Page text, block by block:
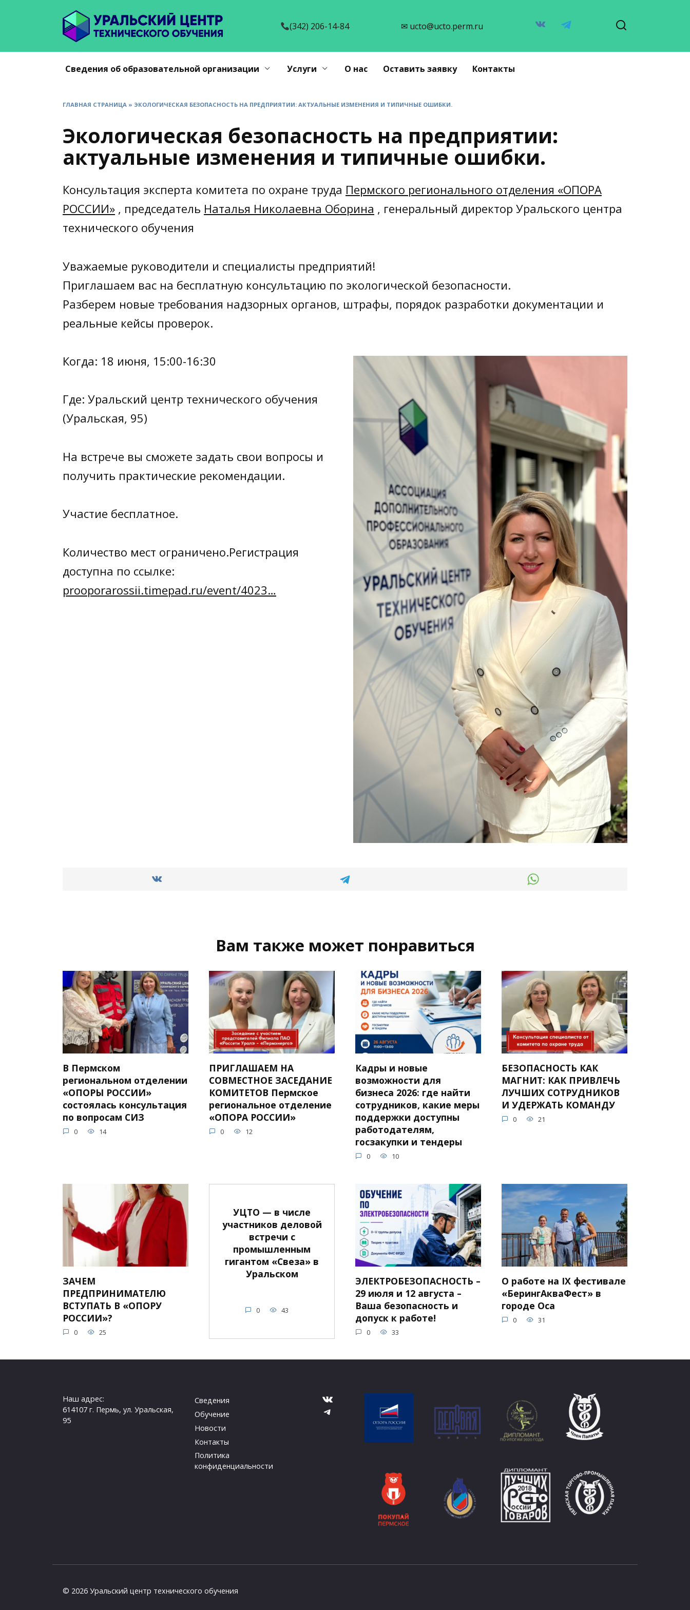
(342) 206-14-84 ✉ ucto@ucto.perm.ru
Сведения об образовательной организации Услуги О нас Оставить заявку Контакты
ГЛАВНАЯ СТРАНИЦА » ЭКОЛОГИЧЕСКАЯ БЕЗОПАСНОСТЬ НА ПРЕДПРИЯТИИ: АКТУАЛЬНЫЕ ИЗМЕНЕНИЯ И ТИПИЧНЫЕ ОШИБКИ.
Экологическая безопасность на предприятии:
актуальные изменения и типичные ошибки.
Консультация эксперта комитета по охране труда Пермского регионального отделения «ОПОРА
РОССИИ» , председатель Наталья Николаевна Оборина , генеральный директор Уральского центра
технического обучения
Уважаемые руководители и специалисты предприятий!
Приглашаем вас на бесплатную консультацию по экологической безопасности.
Разберем новые требования надзорных органов, штрафы, порядок разработки документации и
реальные кейсы проверок.
Когда: 18 июня, 15:00-16:30
Где: Уральский центр технического обучения
(Уральская, 95)
На встрече вы сможете задать свои вопросы и
получить практические рекомендации.
Участие бесплатное.
Количество мест ограничено.Регистрация
доступна по ссылке:
prooporarossii.timepad.ru/event/4023…
Вам также может понравиться
В Пермском
региональном отделении
«ОПОРЫ РОССИИ»
состоялась консультация
по вопросам СИЗ
0 14
ПРИГЛАШАЕМ НА
СОВМЕСТНОЕ ЗАСЕДАНИЕ
КОМИТЕТОВ Пермское
региональное отделение
«ОПОРА РОССИИ»
0 12
Кадры и новые
возможности для
бизнеса 2026: где найти
сотрудников, какие меры
поддержки доступны
работодателям,
госзакупки и тендеры
0 10
БЕЗОПАСНОСТЬ КАК
МАГНИТ: КАК ПРИВЛЕЧЬ
ЛУЧШИХ СОТРУДНИКОВ
И УДЕРЖАТЬ КОМАНДУ
0 21
ЗАЧЕМ
ПРЕДПРИНИМАТЕЛЮ
ВСТУПАТЬ В «ОПОРУ
РОССИИ»?
0 25
УЦТО — в числе
участников деловой
встречи с
промышленным
гигантом «Свеза» в
Уральском
0 43
ЭЛЕКТРОБЕЗОПАСНОСТЬ –
29 июля и 12 августа –
Ваша безопасность и
допуск к работе!
0 33
О работе на IX фестивале
«БерингАкваФест» в
городе Оса
0 31
Наш адрес:
614107 г. Пермь, ул. Уральская,
95
Сведения
Обучение
Новости
Контакты
Политика
конфиденциальности
ВКонтакте
Telegram
© 2026 Уральский центр технического обучения